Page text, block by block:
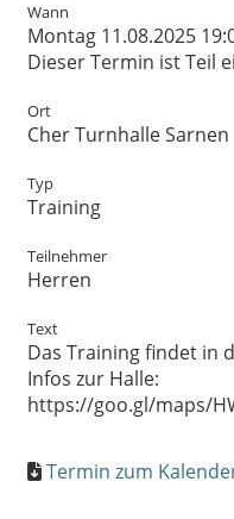
Wann
Montag 11.08.2025
Dieser Termin ist Teil
Ort
Cher Turnhalle Sarnen
Typ
Training
Teilnehmer
Herren
Text
Das Training findet in
Infos zur Halle:
https://goo.gl/maps/
Termin zum